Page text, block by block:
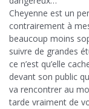
Cheyenne est un
contrairement à
beaucoup moins
suivre de grandes
ce n’est qu’elle
devant son public
va rencontrer au
tarde vraiment de